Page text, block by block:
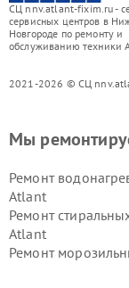
СЦ nnv.atlant-fixim.ru -
сервисных центров в
Новгороде по ремонту и
обслуживанию техники
2021-2026 © СЦ
Мы
Ремонт
Atlant
Ремонт
Atlant
Ремонт